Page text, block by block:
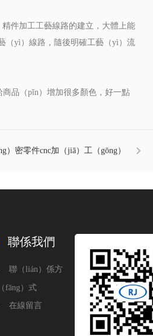
件加工工藝線路的建立，大體上能
（yì）線路，隨後明確工藝（yì）流
品（pǐn）增加很多顏色，好一點
）密零件cnc加（jiā）工（gōng）
高效（xiào）率的方法
聯係我們
聯（lián）係方
（fāng）式
在線留言